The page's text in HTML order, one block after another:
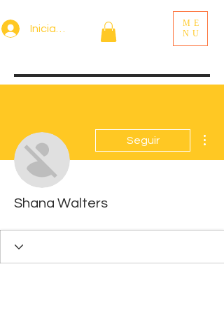
Iniciar sesión
ME
NU
Seguir
Shana Walters